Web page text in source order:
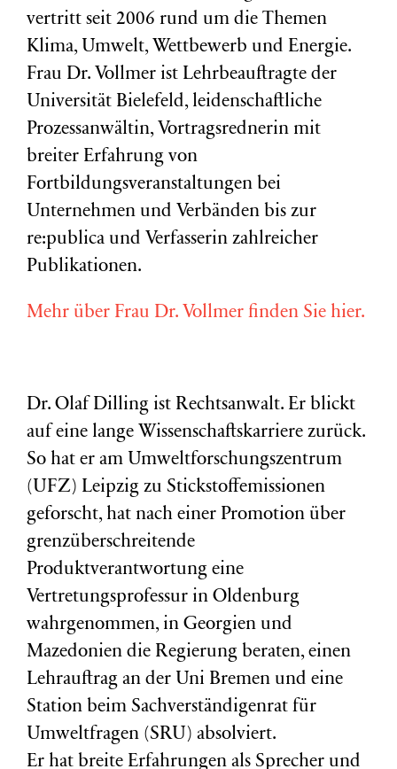
vertritt seit 2006 rund um die Themen
Klima, Umwelt, Wettbewerb und Energie.
Frau Dr. Vollmer ist Lehrbeauftragte der
Universität Bielefeld, leidenschaftliche
Prozessanwältin, Vortragsrednerin mit
breiter Erfahrung von
Fortbildungsveranstaltungen bei
Unternehmen und Verbänden bis zur
re:publica und Verfasserin zahlreicher
Publikationen.
Mehr über Frau Dr. Vollmer finden Sie hier.
Dr. Olaf Dilling ist Rechtsanwalt. Er blickt
auf eine lange Wissenschaftskarriere zurück.
So hat er am Umweltforschungszentrum
(UFZ) Leipzig zu Stickstoffemissionen
geforscht, hat nach einer Promotion über
grenzüberschreitende
Produktverantwortung eine
Vertretungsprofessur in Oldenburg
wahrgenommen, in Georgien und
Mazedonien die Regierung beraten, einen
Lehrauftrag an der Uni Bremen und eine
Station beim Sachverständigenrat für
Umweltfragen (SRU) absolviert.
Er hat breite Erfahrungen als Sprecher und